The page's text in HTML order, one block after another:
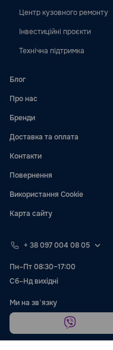
Центр кузовного ремонту
Інвестиційні проєкти
Технічна підтримка
Блог
Про нас
Бренди
Доставка та оплата
Контакти
Повернення
Використання Cookie
Карта сайту
+ 38 097 004 08 05
Пн–Пт 08:30–17:00
Сб–Нд вихідні
Ми на звʼязку